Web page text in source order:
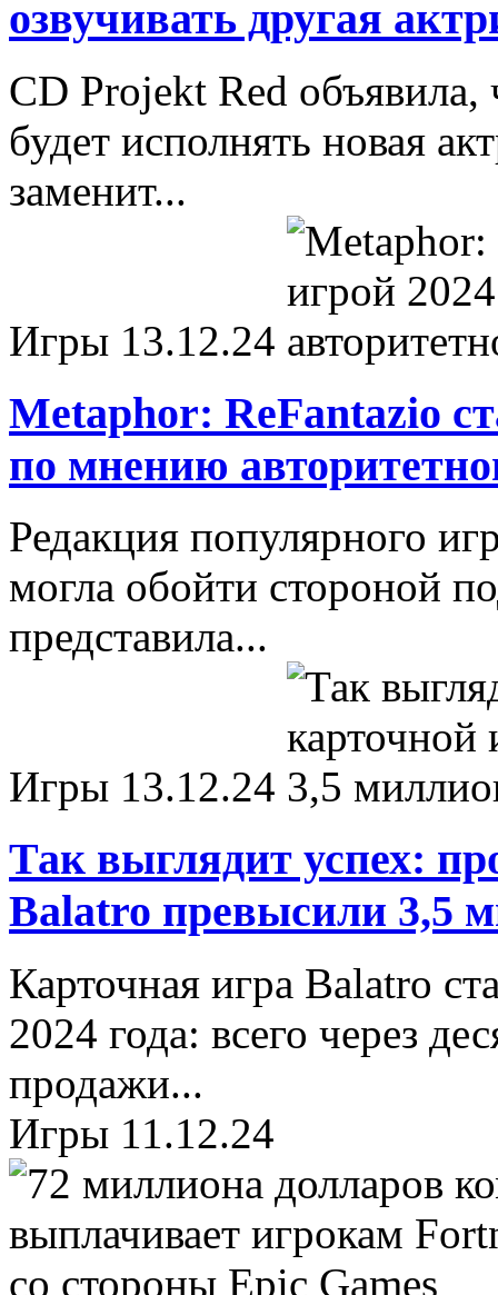
озвучивать другая
CD Projekt Red
будет исполнять новая
заменит...
Игры 13.12.24
Metaphor: ReFantazio
по мнению
Редакция популярного
могла обойти стороной
представила...
Игры 13.12.24
Так выглядит успех:
Balatro превысили 3,5
Карточная игра Balatro
2024 года: всего через
продажи...
Игры 11.12.24